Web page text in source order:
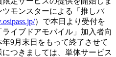
モンスターによる「推しパ
）で本日より受付を
イブドアモバイル」加入者向
9月末日をもって終了させて
つきましては、単体サービス